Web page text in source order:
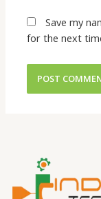
Save my
for the next